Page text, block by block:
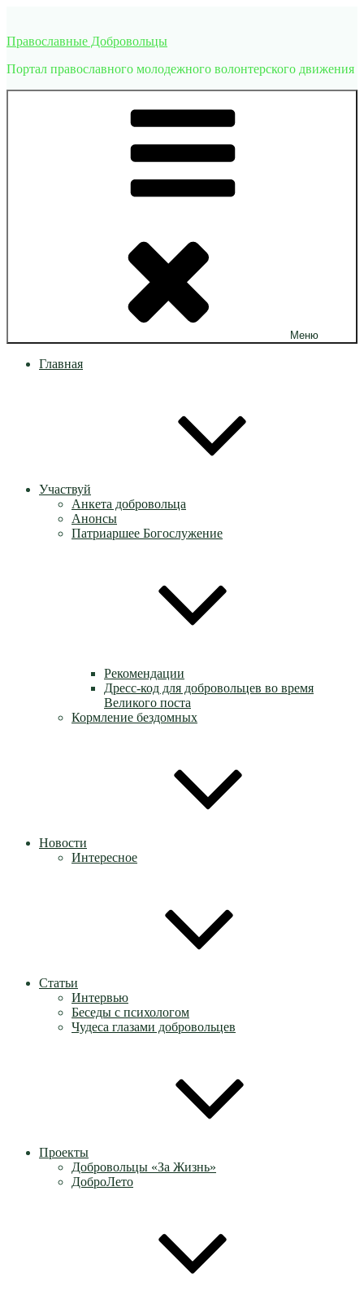
содержимому
Православные Добровольцы
Портал православного молодежного волонтерского движения
Меню
Главная
Участвуй
Анкета добровольца
Анонсы
Патриаршее Богослужение
Рекомендации
Дресс-код для добровольцев во время
Великого поста
Кормление бездомных
Новости
Интересное
Статьи
Интервью
Беседы с психологом
Чудеса глазами добровольцев
Проекты
Добровольцы «За Жизнь»
ДоброЛето